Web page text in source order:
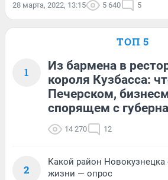
28 марта, 2022, 13:15 5 640 5
ТОП 5
1
Из бармена в
короля Кузбасса:
Печерском,
спорящем с
14 270 12
2
Какой район
жизни — опрос